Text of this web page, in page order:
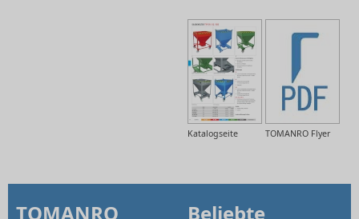
TOMANRO Flyer
Katalogseite
TOMANRO
Beliebte